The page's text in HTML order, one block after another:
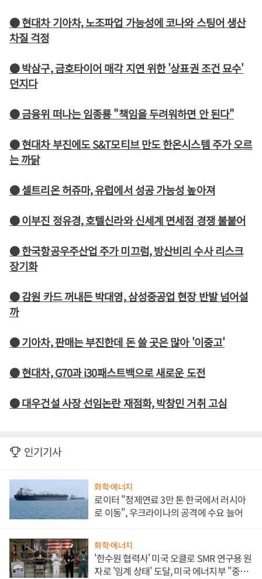
● 현대차 기아차, 노조파업 가능성에 코나와 스팅어 생산
차질 걱정
● 박삼구, 금호타이어 매각 지연 위한 '상표권 조건 묘수'
던지다
● 금융위 떠나는 임종룡 "책임을 두려워하면 안 된다"
● 현대차 부진에도 S&T모티브 만도 한온시스템 주가 오르
는 까닭
● 셀트리온 허쥬마, 유럽에서 성공 가능성 높아져
● 이부진 정유경, 호텔신라와 신세계 면세점 경쟁 불붙어
● 한국항공우주산업 주가 미끄럼, 방산비리 수사 리스크
장기화
● 감원 카드 꺼내든 박대영, 삼성중공업 현장 반발 넘어설
까
● 기아차, 판매는 부진한데 돈 쓸 곳은 많아 '이중고'
● 현대차, G70과 i30패스트백으로 새로운 도전
● 대우건설 사장 선임논란 재점화, 박창민 거취 고심
인기기사
화학·에너지
로이터 "정제연료 3만 톤 한국에서 러시아
로 이동", 우크라이나의 공격에 수요 늘어
화학·에너지
'한수원 협력사' 미국 오클로 SMR 연구용 원
자로 '임계 상태' 도달, 미국 에너지부 "중요